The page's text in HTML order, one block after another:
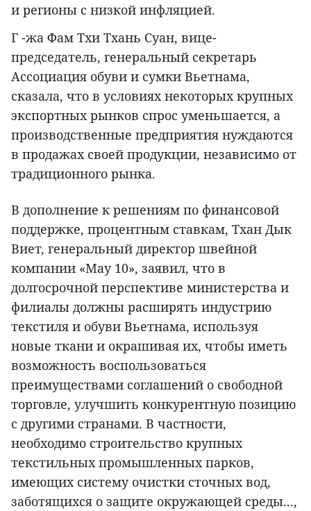
и регионы с низкой инфляцией.
Г -жа Фам Тхи Тхань Суан, вице-
председатель, генеральный секретарь
Ассоциация обуви и сумки Вьетнама,
сказала, что в условиях некоторых крупных
экспортных рынков спрос уменьшается, а
производственные предприятия нуждаются
в продажах своей продукции, независимо от
традиционного рынка.
В дополнение к решениям по финансовой
поддержке, процентным ставкам, Тхан Дык
Виет, генеральный директор швейной
компании «May 10», заявил, что в
долгосрочной перспективе министерства и
филиалы должны расширять индустрию
текстиля и обуви Вьетнама, используя
новые ткани и окрашивая их, чтобы иметь
возможность воспользоваться
преимуществами соглашений о свободной
торговле, улучшить конкурентную позицию
с другими странами. В частности,
необходимо строительство крупных
текстильных промышленных парков,
имеющих систему очистки сточных вод,
заботящихся о защите окружающей среды...,